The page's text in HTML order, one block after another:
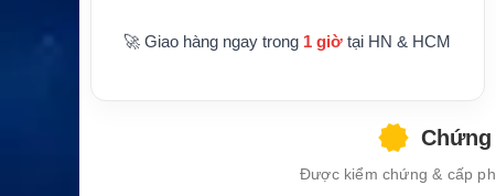
🚀 Giao hàng ngay trong 1 giờ tại HN & HCM
Được kiểm chứng & cấp